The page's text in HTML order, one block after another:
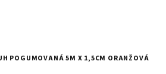
POGUMOVANÁ 5M X 1,5CM ORANŽOVÁ